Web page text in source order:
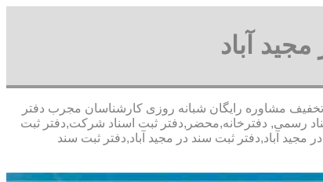
آباد
با تخفیف مشاوره رايگان شبانه روزی کارشناسان مجرب دفتر
رسمی, دفترخانه,محضر,دفتر ثبت اسناد شرکت,دفتر ثبت
مجید آباد,دفتر ثبت سند در مجید آباد,دفتر ثبت سند